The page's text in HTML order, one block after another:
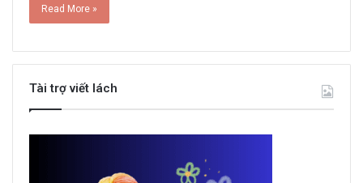
Read More »
Tài trợ viết lách